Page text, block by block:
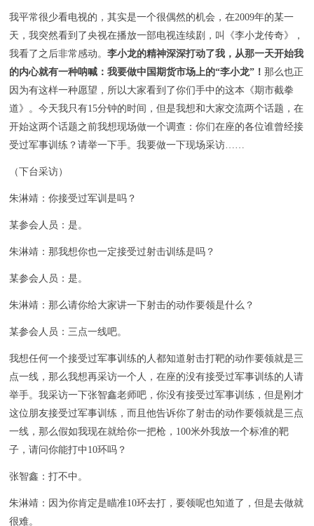
我平常很少看电视的，其实是一个很偶然的机会，在2009年的某一
天，我突然看到了央视在播放一部电视连续剧，叫《李小龙传奇》，
我看了之后非常感动。李小龙的精神深深打动了我，从那一天开始我
的内心就有一种呐喊：我要做中国期货市场上的“李小龙”！那么也正
因为有这样一种愿望，所以大家看到了你们手中的这本《期市截拳
道》。今天我只有15分钟的时间，但是我想和大家交流两个话题，在
开始这两个话题之前我想现场做一个调查：你们在座的各位谁曾经接
受过军事训练？请举一下手。我要做一下现场采访……
（下台采访）
朱淋靖：你接受过军训是吗？
某参会人员：是。
朱淋靖：那我想你也一定接受过射击训练是吗？
某参会人员：是。
朱淋靖：那么请你给大家讲一下射击的动作要领是什么？
某参会人员：三点一线吧。
我想任何一个接受过军事训练的人都知道射击打靶的动作要领就是三
点一线，那么我想再采访一个人，在座的没有接受过军事训练的人请
举手。我采访一下张智鑫老师吧，你没有接受过军事训练，但是刚才
这位朋友接受过军事训练，而且他告诉你了射击的动作要领就是三点
一线，那么假如我现在就给你一把枪，100米外我放一个标准的靶
子，请问你能打中10环吗？
张智鑫：打不中。
朱淋靖：因为你肯定是瞄准10环去打，要领呢也知道了，但是去做就
很难。